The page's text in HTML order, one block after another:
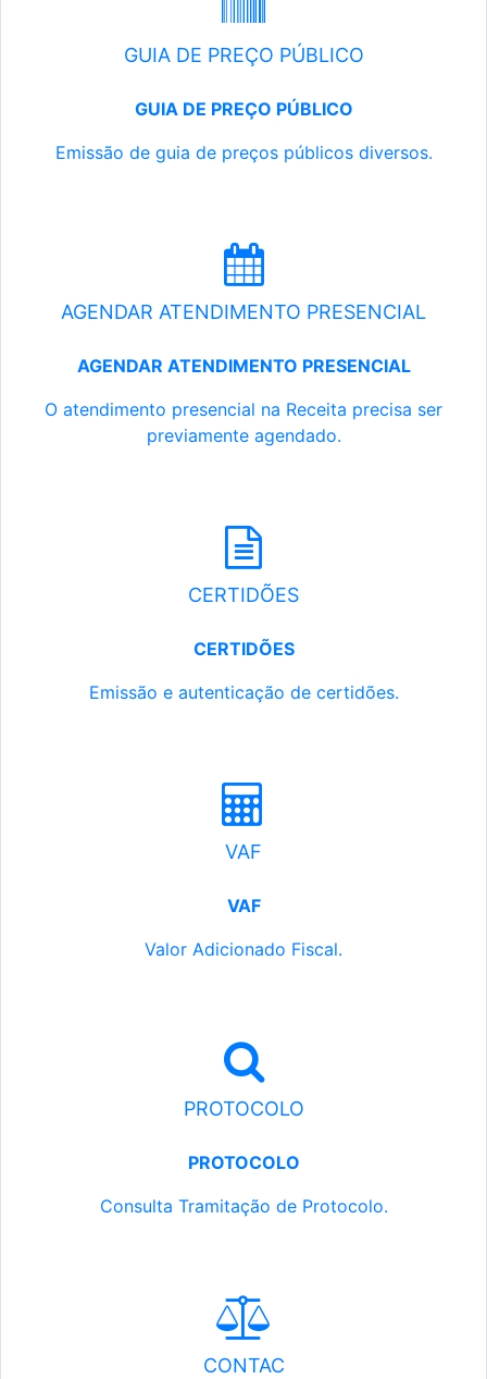
GUIA DE PREÇO PÚBLICO
GUIA DE PREÇO PÚBLICO
Emissão de guia de preços públicos diversos.
AGENDAR ATENDIMENTO PRESENCIAL
AGENDAR ATENDIMENTO PRESENCIAL
O atendimento presencial na Receita precisa ser
previamente agendado.
CERTIDÕES
CERTIDÕES
Emissão e autenticação de certidões.
VAF
VAF
Valor Adicionado Fiscal.
PROTOCOLO
PROTOCOLO
Consulta Tramitação de Protocolo.
CONTAC